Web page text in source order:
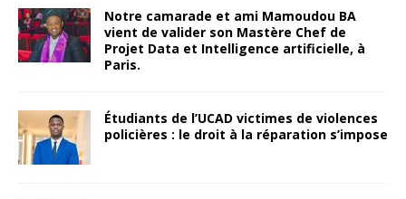
Notre camarade et ami Mamoudou BA
vient de valider son Mastère Chef de
Projet Data et Intelligence artificielle, à
Paris.
Étudiants de l’UCAD victimes de violences
policières : le droit à la réparation s’impose